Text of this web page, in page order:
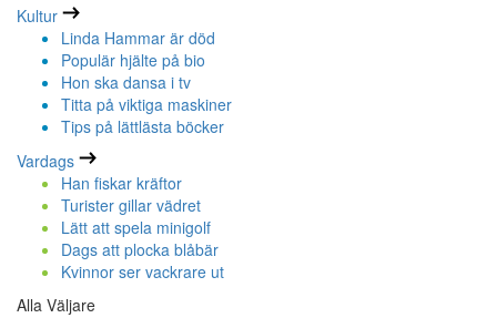
Kultur
Linda Hammar är död
Populär hjälte på bio
Hon ska dansa i tv
Titta på viktiga maskiner
Tips på lättlästa böcker
Vardags
Han fiskar kräftor
Turister gillar vädret
Lätt att spela minigolf
Dags att plocka blåbär
Kvinnor ser vackrare ut
Alla Väljare